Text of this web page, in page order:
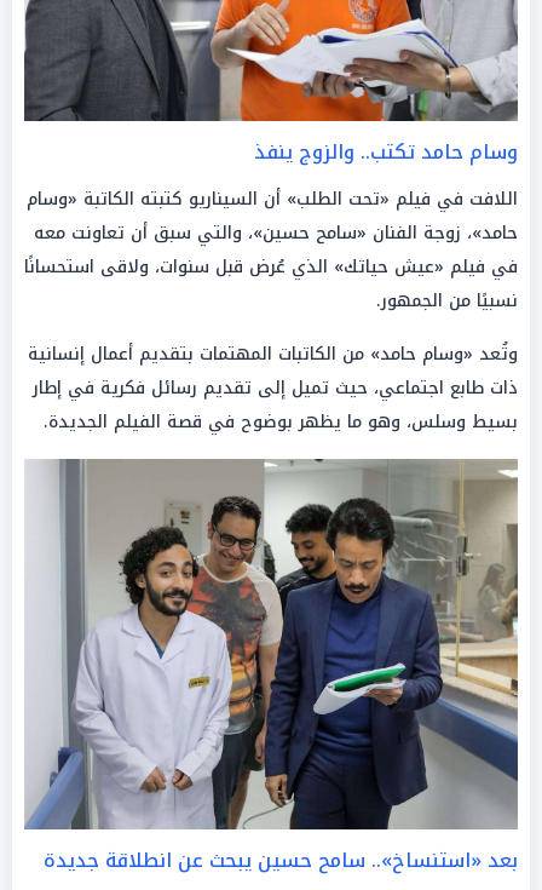
وسام حامد تكتب.. والزوج ينفذ
اللافت في فيلم «تحت الطلب» أن السيناريو كتبته الكاتبة «وسام
حامد»، زوجة الفنان «سامح حسين»، والتي سبق أن تعاونت معه
في فيلم «عيش حياتك» الذي عُرض قبل سنوات، ولاقى استحسانًا
نسبيًا من الجمهور.
وتُعد «وسام حامد» من الكاتبات المهتمات بتقديم أعمال إنسانية
ذات طابع اجتماعي، حيث تميل إلى تقديم رسائل فكرية في إطار
بسيط وسلس، وهو ما يظهر بوضوح في قصة الفيلم الجديدة.
بعد «استنساخ».. سامح حسين يبحث عن انطلاقة جديدة